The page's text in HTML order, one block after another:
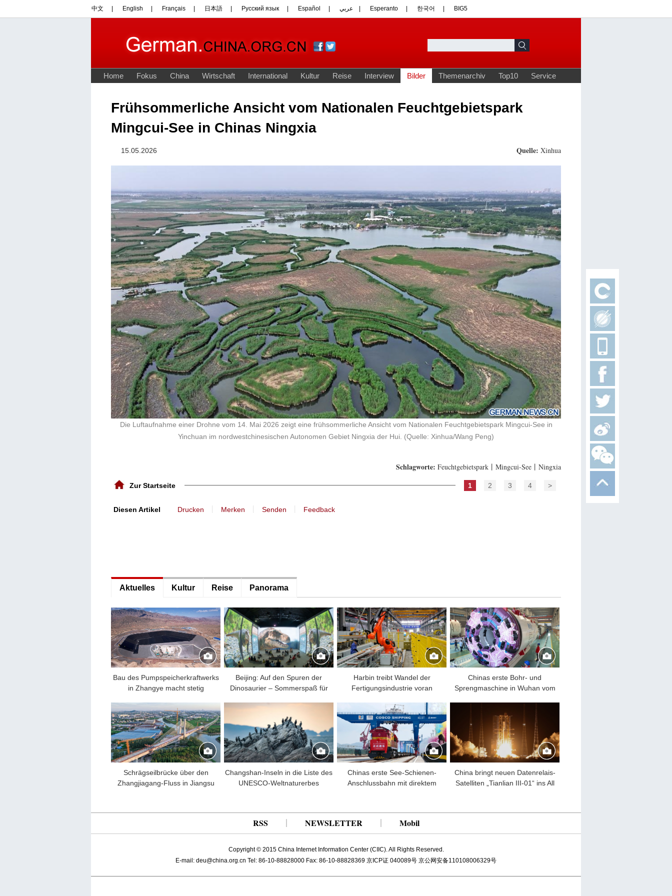
Frühsommerliche Ansicht vom Nationalen Feuchtgebietspark
Mingcui-See in Chinas Ningxia
Quelle: Xinhua
15.05.2026
Die Luftaufnahme einer Drohne vom 14. Mai 2026 zeigt eine frühsommerliche Ansicht vom Nationalen Feuchtgebietspark Mingcui-See in
Yinchuan im nordwestchinesischen Autonomen Gebiet Ningxia der Hui. (Quelle: Xinhua/Wang Peng)
Schlagworte: Feuchtgebietspark丨Mingcui-See丨Ningxia
1 2 3 4 >
Zur Startseite
Diesen Artikel Drucken Merken Senden Feedback